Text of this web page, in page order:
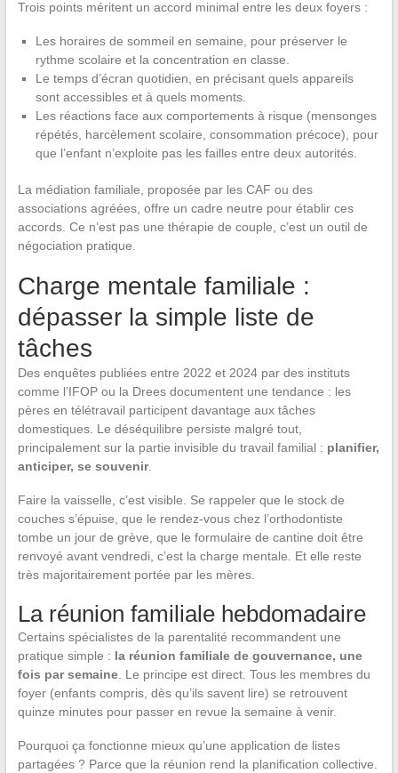
Trois points méritent un accord minimal entre les deux foyers :
Les horaires de sommeil en semaine, pour préserver le
rythme scolaire et la concentration en classe.
Le temps d’écran quotidien, en précisant quels appareils
sont accessibles et à quels moments.
Les réactions face aux comportements à risque (mensonges
répétés, harcèlement scolaire, consommation précoce), pour
que l’enfant n’exploite pas les failles entre deux autorités.
La médiation familiale, proposée par les CAF ou des
associations agréées, offre un cadre neutre pour établir ces
accords. Ce n’est pas une thérapie de couple, c’est un outil de
négociation pratique.
Charge mentale familiale :
dépasser la simple liste de
tâches
Des enquêtes publiées entre 2022 et 2024 par des instituts
comme l’IFOP ou la Drees documentent une tendance : les
pères en télétravail participent davantage aux tâches
domestiques. Le déséquilibre persiste malgré tout,
principalement sur la partie invisible du travail familial : planifier,
anticiper, se souvenir.
Faire la vaisselle, c’est visible. Se rappeler que le stock de
couches s’épuise, que le rendez-vous chez l’orthodontiste
tombe un jour de grève, que le formulaire de cantine doit être
renvoyé avant vendredi, c’est la charge mentale. Et elle reste
très majoritairement portée par les mères.
La réunion familiale hebdomadaire
Certains spécialistes de la parentalité recommandent une
pratique simple : la réunion familiale de gouvernance, une
fois par semaine. Le principe est direct. Tous les membres du
foyer (enfants compris, dès qu’ils savent lire) se retrouvent
quinze minutes pour passer en revue la semaine à venir.
Pourquoi ça fonctionne mieux qu’une application de listes
partagées ? Parce que la réunion rend la planification collective.